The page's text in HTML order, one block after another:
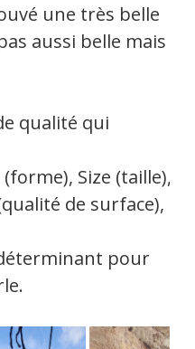
une très belle
aussi belle mais
qualité qui
Size (taille),
de surface),
pour